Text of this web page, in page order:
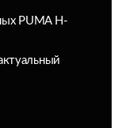
PUMA H-